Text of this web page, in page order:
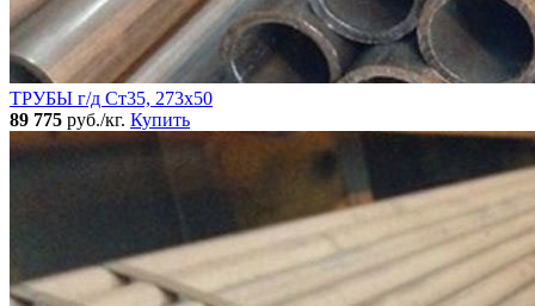
ТРУБЫ г/д Ст35, 273х50
89 775 руб./кг. Купить